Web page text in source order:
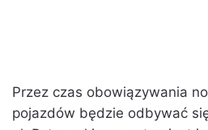
Przez czas obowiązywania
pojazdów będzie odbywać